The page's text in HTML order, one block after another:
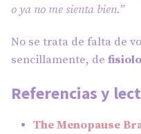
o ya no me sienta bien.”
No se trata de falta de
sencillamente, de
Referencias y
The Menopause